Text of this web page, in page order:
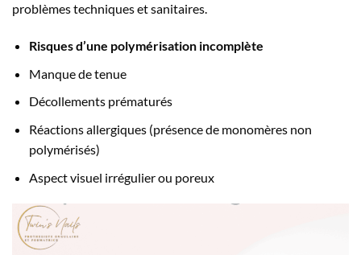
problèmes techniques et sanitaires.
Risques d’une polymérisation incomplète
Manque de tenue
Décollements prématurés
Réactions allergiques (présence de monomères non
polymérisés)
Aspect visuel irrégulier ou poreux